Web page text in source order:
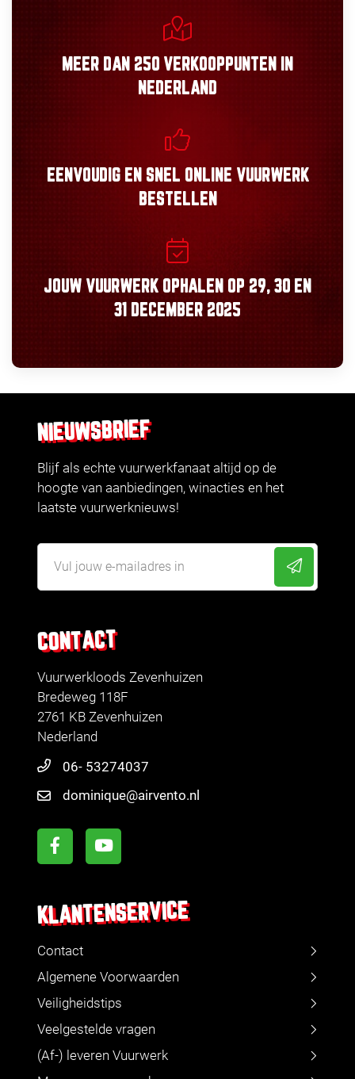
MEER DAN 250 VERKOOPPUNTEN
IN
NEDERLAND
EENVOUDIGEN SNEL ONLINE VUURWERK
BESTELLEN
JOUW VUURWERK OPHALEN OP 29, 30 EN
31 DECEMBER 2025
CONTACT
Vuurwerkloods Zevenhuizen
Bredeweg 118F
2761 KB Zevenhuizen
Nederland
06- 53274037
dominique@airvento.nl
KLANTENSERVICE
Contact
Algemene Voorwaarden
Veiligheidstips
Veelgestelde vragen
(Af-) leveren Vuurwerk
NIEUWSBRIEF
Blijf als echte vuurwerkfanaat altijd op de
hoogte van aanbiedingen, winacties en het
laatste vuurwerknieuws!